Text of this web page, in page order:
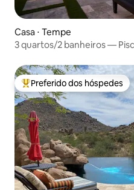
Casa ⋅ Tempe
3 quartos/2 banheiros —
Entre os melhores
Preferido dos hóspedes